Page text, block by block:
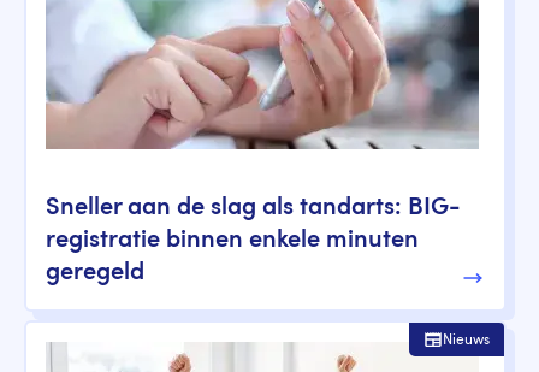
Sneller aan de slag als tandarts: BIG-
registratie binnen enkele minuten
geregeld
Nieuws